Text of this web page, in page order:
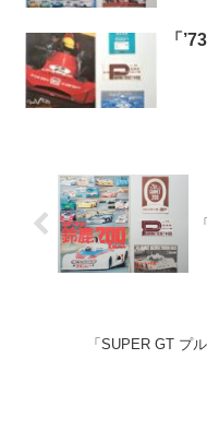
「
「SUPER GT プ